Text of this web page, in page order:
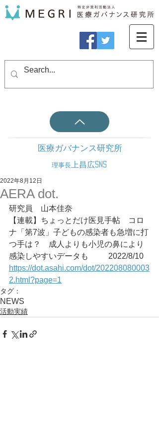
医療ガバナンス研究所
理事長 上昌広SNS
AERA dot.
2022年8月12日
研究員　山本佳奈
【連載】ちょっとだけ医見手帖　コロ
ナ「第7波」子どもの感染者も急増に打
つ手は？　成人よりも小児の鼻により
感染しやすいデータも	2022/8/10
https://dot.asahi.com/dot/202208080003
2.html?page=1
タグ：
NEWS
活動実績